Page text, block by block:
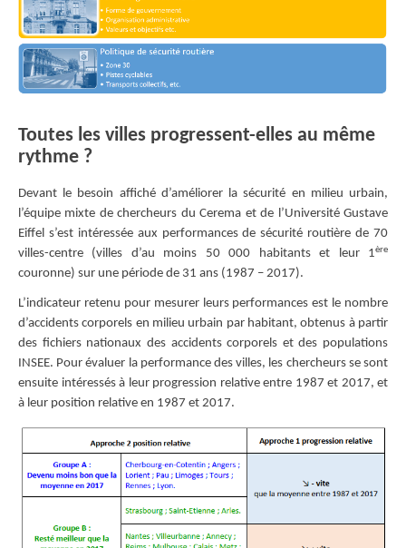
Toutes les villes progressent-elles au même
rythme ?
Devant le besoin affiché d’améliorer la sécurité en milieu urbain,
l’équipe mixte de chercheurs du Cerema et de l’Université Gustave
Eiffel s’est intéressée aux performances de sécurité routière de 70
villes-centre (villes d’au moins 50 000 habitants et leur 1ère
couronne) sur une période de 31 ans (1987 – 2017).
L’indicateur retenu pour mesurer leurs performances est le nombre
d’accidents corporels en milieu urbain par habitant, obtenus à partir
des fichiers nationaux des accidents corporels et des populations
INSEE. Pour évaluer la performance des villes, les chercheurs se sont
ensuite intéressés à leur progression relative entre 1987 et 2017, et
à leur position relative en 1987 et 2017.